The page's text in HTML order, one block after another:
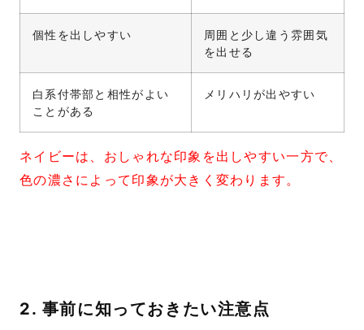
個性を出しやすい
周囲と少し違う雰囲気
を出せる
白系付帯部と相性がよい
ことがある
メリハリが出やすい
ネイビーは、おしゃれな印象を出しやすい一方で、
色の濃さによって印象が大きく変わります。
2. 事前に知っておきたい注意点